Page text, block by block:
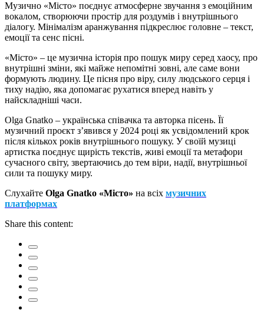
Музично «Місто» поєднує атмосферне звучання з емоційним
вокалом, створюючи простір для роздумів і внутрішнього
діалогу. Мінімалізм аранжування підкреслює головне – текст,
емоції та сенс пісні.
«Місто» – це музична історія про пошук миру серед хаосу, про
внутрішні зміни, які майже непомітні зовні, але саме вони
формують людину. Це пісня про віру, силу людського серця і
тиху надію, яка допомагає рухатися вперед навіть у
найскладніші часи.
Olga Gnatko – українська співачка та авторка пісень. Її
музичний проєкт з’явився у 2024 році як усвідомлений крок
після кількох років внутрішнього пошуку. У своїй музиці
артистка поєднує щирість текстів, живі емоції та метафори
сучасного світу, звертаючись до тем віри, надії, внутрішньої
сили та пошуку миру.
Слухайте Olga Gnatko «Місто» на всіх музичних
платформах
Share this content: